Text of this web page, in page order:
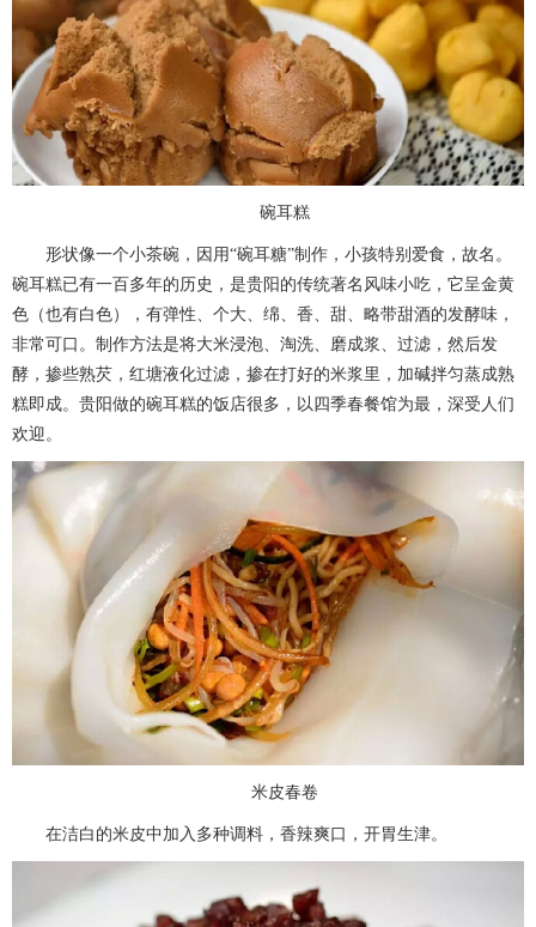
碗耳糕
形状像一个小茶碗，因用“碗耳糖”制作，小孩特别爱食，故名。
碗耳糕已有一百多年的历史，是贵阳的传统著名风味小吃，它呈金黄
色（也有白色），有弹性、个大、绵、香、甜、略带甜酒的发酵味，
非常可口。制作方法是将大米浸泡、淘洗、磨成浆、过滤，然后发
酵，掺些熟芡，红塘液化过滤，掺在打好的米浆里，加碱拌匀蒸成熟
糕即成。贵阳做的碗耳糕的饭店很多，以四季春餐馆为最，深受人们
欢迎。
米皮春卷
在洁白的米皮中加入多种调料，香辣爽口，开胃生津。